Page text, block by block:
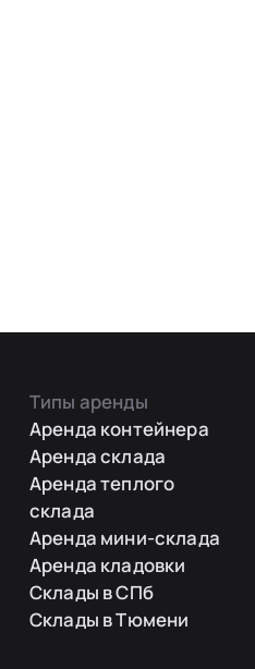
Типы аренды
Аренда контейнера
Аренда склада
Аренда теплого
склада
Аренда мини-склада
Аренда кладовки
Склады в СПб
Склады в Тюмени